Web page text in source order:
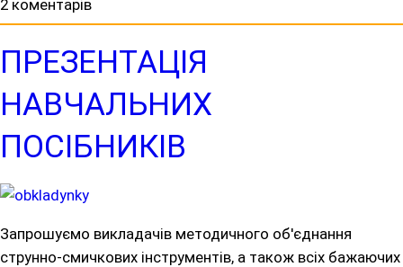
2 коментарів
ПРЕЗЕНТАЦІЯ
НАВЧАЛЬНИХ
ПОСІБНИКІВ
Запрошуємо викладачів методичного об'єднання
струнно-смичкових інструментів, а також всіх бажаючих